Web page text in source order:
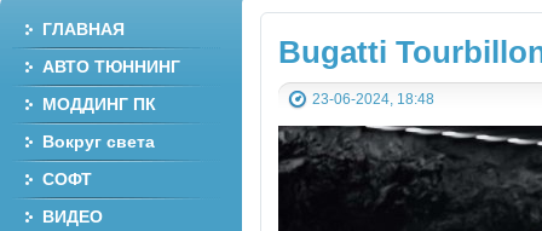
Bugatti
23-06-2024, 18:48
ГЛАВНАЯ
АВТО ТЮННИНГ
МОДДИНГ ПК
Вокруг света
СОФТ
ВИДЕО